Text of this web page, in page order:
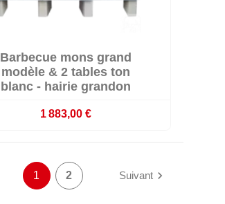
Livré sous 20 jours ouvrés
Barbecue mons grand
modèle & 2 tables ton
blanc - hairie grandon
1 883,00 €
1 2 Suivant